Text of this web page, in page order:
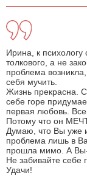
Ирина, к психологу
толкового, а не
проблема
себя мучить.
Жизнь прекрасна.
себе горе
первая любовь.
Потому что он
Думаю, что Вы уже
проблема лишь в
прошла мимо. А
Не забивайте себе
Удачи!